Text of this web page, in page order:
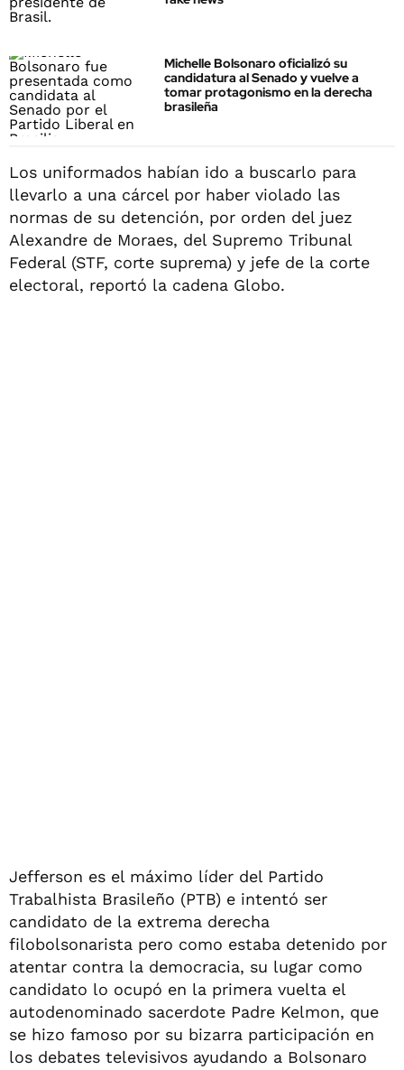
Michelle Bolsonaro oficializó su
candidatura al Senado y vuelve a
tomar protagonismo en la derecha
brasileña
Los uniformados habían ido a buscarlo para
llevarlo a una cárcel por haber violado las
normas de su detención, por orden del juez
Alexandre de Moraes, del Supremo Tribunal
Federal (STF, corte suprema) y jefe de la corte
electoral, reportó la cadena Globo.
Jefferson es el máximo líder del Partido
Trabalhista Brasileño (PTB) e intentó ser
candidato de la extrema derecha
filobolsonarista pero como estaba detenido por
atentar contra la democracia, su lugar como
candidato lo ocupó en la primera vuelta el
autodenominado sacerdote Padre Kelmon, que
se hizo famoso por su bizarra participación en
los debates televisivos ayudando a Bolsonaro